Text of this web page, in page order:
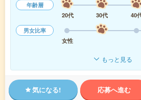
年齢層
20代
30代 40
男女比率
女性
もっと見る
気になる! 応募へ進む